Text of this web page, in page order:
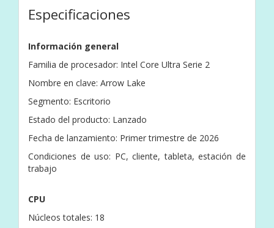
Especificaciones
Información general
Familia de procesador: Intel Core Ultra Serie 2
Nombre en clave: Arrow Lake
Segmento: Escritorio
Estado del producto: Lanzado
Fecha de lanzamiento: Primer trimestre de 2026
Condiciones de uso: PC, cliente, tableta, estación de
trabajo
CPU
Núcleos totales: 18